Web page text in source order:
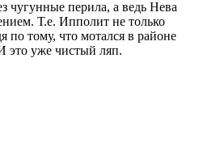
чугунные перила, а ведь Нева
Т.е. Ипполит не только
по тому, что мотался в районе
это уже чистый ляп.